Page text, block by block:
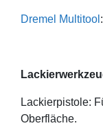
Dremel Multitool
Lackierpistole:
Oberfläche.